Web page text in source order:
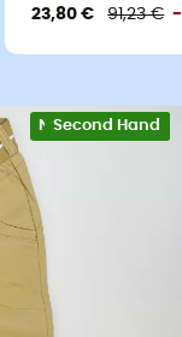
23,80 € 91,23 € -
Nachhaltigkeit
Second Hand